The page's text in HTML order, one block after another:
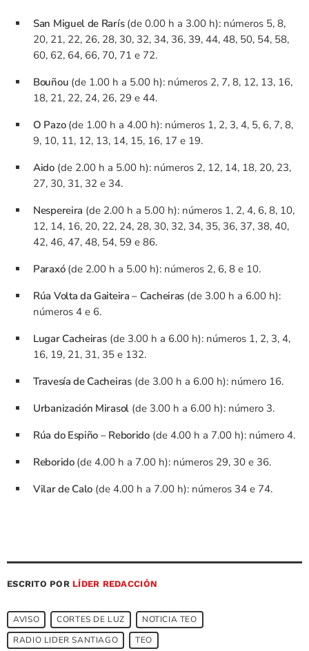
San Miguel de Rarís(de 0.00 h a 3.00 h): números 5, 8,
20, 21, 22, 26, 28, 30, 32, 34, 36, 39, 44, 48, 50, 54, 58,
60, 62, 64, 66, 70, 71 e 72.
Bouñou (de 1.00 h a 5.00 h): números 2, 7, 8, 12, 13, 16,
18, 21, 22, 24, 26, 29 e 44.
O Pazo(de 1.00 h a 4.00 h): números 1, 2, 3, 4, 5, 6, 7, 8,
9, 10, 11, 12, 13, 14, 15, 16, 17 e 19.
Aido(de 2.00 h a 5.00 h): números 2, 12, 14, 18, 20, 23,
27, 30, 31, 32 e 34.
Nespereira (de 2.00 h a 5.00 h): números 1, 2, 4, 6, 8, 10,
12, 14, 16, 20, 22, 24, 28, 30, 32, 34, 35, 36, 37, 38, 40,
42, 46, 47, 48, 54, 59 e 86.
Paraxó (de 2.00 h a 5.00 h): números 2, 6, 8 e 10.
Rúa Volta da Gaiteira – Cacheiras (de 3.00 h a 6.00 h):
números 4 e 6.
Lugar Cacheiras(de 3.00 h a 6.00 h): números 1, 2, 3, 4,
16, 19, 21, 31, 35 e 132.
Travesía de Cacheiras(de 3.00 h a 6.00 h): número 16.
Urbanización Mirasol (de 3.00 h a 6.00 h): número 3.
Rúa do Espiño – Reborido(de 4.00 h a 7.00 h): número 4.
Reborido (de 4.00 h a 7.00 h): números 29, 30 e 36.
Vilar de Calo (de 4.00 h a 7.00 h): números 34 e 74.
ESCRITO POR LÍDER REDACCIÓN
AVISO CORTES DE LUZ
NOTICIA TEO
RADIO LIDER SANTIAGO
TEO